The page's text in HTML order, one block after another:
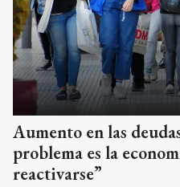
Aumento en las
problema es la
reactivarse”